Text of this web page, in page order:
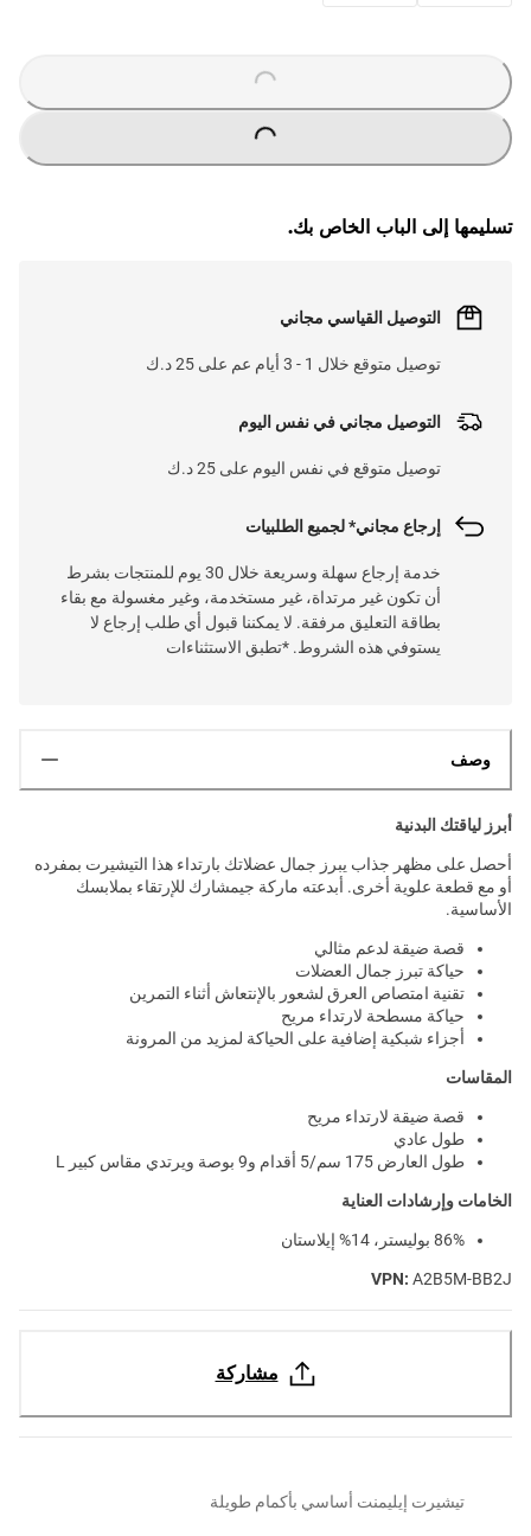
L
.
L
.
تسليمها إلى الباب الخاص بك.
التوصيل القياسي مجاني
توصيل متوقع خلال 1 - 3 أيام عم على 25 د.ك
التوصيل مجاني في نفس اليوم
توصيل متوقع في نفس اليوم على 25 د.ك
إرجاع مجاني* لجميع الطلبيات
خدمة إرجاع سهلة وسريعة خلال 30 يوم للمنتجات بشرط
أن تكون غير مرتداة، غير مستخدمة، وغير مغسولة مع بقاء
بطاقة التعليق مرفقة. لا يمكننا قبول أي طلب إرجاع لا
يستوفي هذه الشروط. *تطبق الاستثناءات
وصف
أبرز لياقتك البدنية
أحصل على مظهر جذاب يبرز جمال عضلاتك بارتداء هذا التيشيرت بمفرده
أو مع قطعة علوية أخرى. أبدعته ماركة جيمشارك للإرتقاء بملابسك
الأساسية.
قصة ضيقة لدعم مثالي
حياكة تبرز جمال العضلات
تقنية امتصاص العرق لشعور بالإنتعاش أثناء التمرين
حياكة مسطحة لارتداء مريح
أجزاء شبكية إضافية على الحياكة لمزيد من المرونة
المقاسات
قصة ضيقة لارتداء مريح
طول عادي
طول العارض 175 سم/5 أقدام و9 بوصة ويرتدي مقاس كبير L
الخامات وإرشادات العناية
86% بوليستر، 14% إيلاستان
VPN: A2B5M-BB2J
مشاركة
تيشيرت إيليمنت أساسي بأكمام طويلة